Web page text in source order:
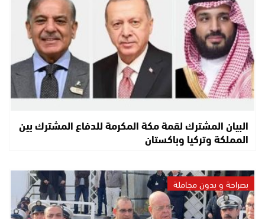
البيان المشترك لقمة مكة المكرمة للدفاع المشترك بين
المملكة وتركيا وباكستان
بصراحة و بدون مجاملة